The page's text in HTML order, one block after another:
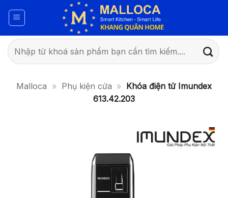
qua
dung
Tìm
kiếm:
Malloca » Phụ kiện cửa »
Khóa điện tử Imundex
613.42.203